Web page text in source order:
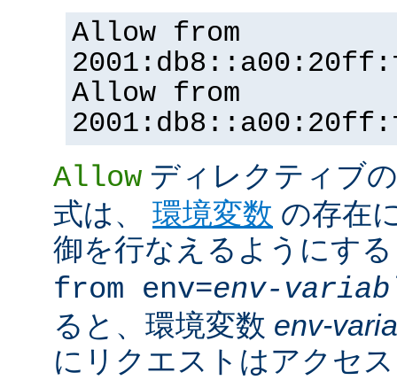
Allow from
Allow from
Allow ディレクティブ
式は、 環境変数 の存在
御を行なえるようにす
from env=env-
ると、環境変数 env-
にリクエストはアクセ